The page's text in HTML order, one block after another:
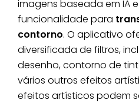
imagens baseada em IA
funcionalidade para
contorno. O aplicativo
diversificada de filtros,
desenho, contorno de
vários outros efeitos
efeitos artísticos podem